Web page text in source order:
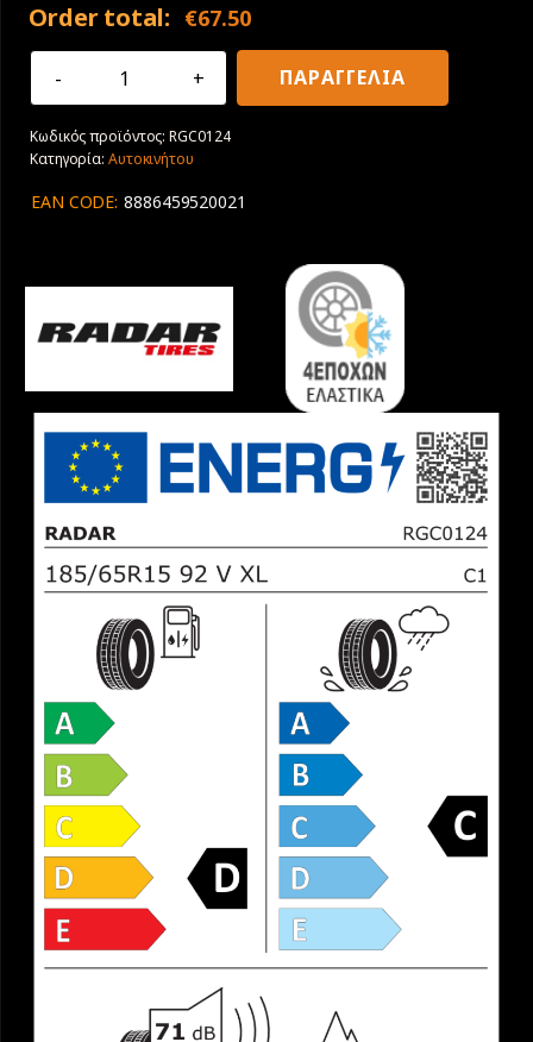
Order total: €67.50
185/65R15
Radar
Dimax
SEASON
ΠΑΡΑΓΓΕΛΙΑ
Κωδικός προϊόντος:RGC0124
Κατηγορία: Αυτοκινήτου
EAN CODE: 8886459520021